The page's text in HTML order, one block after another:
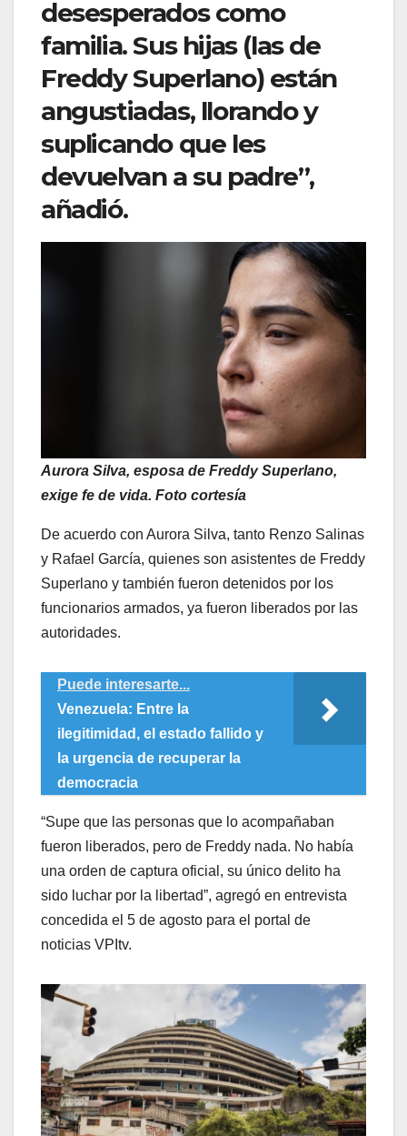
desesperados como
familia. Sus hijas (las de
Freddy Superlano) están
angustiadas, llorando y
suplicando que les
devuelvan a su padre”,
añadió.
Aurora Silva, esposa de Freddy Superlano,
exige fe de vida. Foto cortesía
De acuerdo con Aurora Silva, tanto Renzo Salinas
y Rafael García, quienes son asistentes de Freddy
Superlano y también fueron detenidos por los
funcionarios armados, ya fueron liberados por las
autoridades.
Puede interesarte...
Venezuela: Entre la
ilegitimidad, el estado fallido y
la urgencia de recuperar la
democracia
“Supe que las personas que lo acompañaban
fueron liberados, pero de Freddy nada. No había
una orden de captura oficial, su único delito ha
sido luchar por la libertad”, agregó en entrevista
concedida el 5 de agosto para el portal de
noticias VPItv.